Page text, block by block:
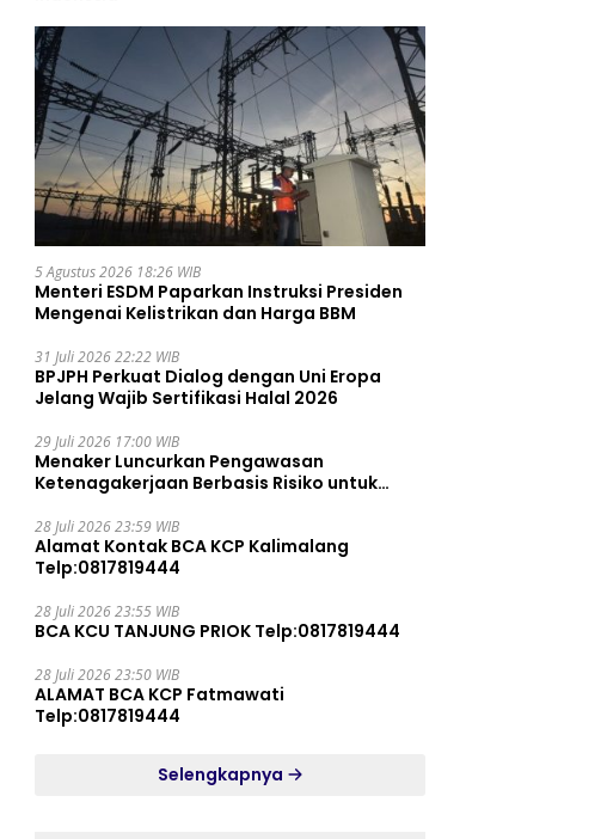
5 Agustus 2026 18:26 WIB
Menteri ESDM Paparkan Instruksi Presiden
Mengenai Kelistrikan dan Harga BBM
31 Juli 2026 22:22 WIB
BPJPH Perkuat Dialog dengan Uni Eropa
Jelang Wajib Sertifikasi Halal 2026
29 Juli 2026 17:00 WIB
Menaker Luncurkan Pengawasan
Ketenagakerjaan Berbasis Risiko untuk
28 Juli 2026 23:59 WIB
Alamat Kontak BCA KCP Kalimalang
Telp:0817819444
28 Juli 2026 23:55 WIB
BCA KCU TANJUNG PRIOK Telp:0817819444
28 Juli 2026 23:50 WIB
ALAMAT BCA KCP Fatmawati
Telp:0817819444
Selengkapnya